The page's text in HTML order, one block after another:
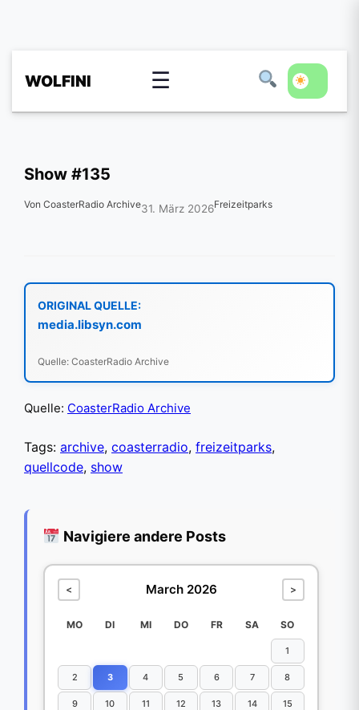
WOLFINI ☰
Show #135
Von CoasterRadio Archive31. März 2026Freizeitparks
ORIGINAL QUELLE:
media.libsyn.com
Quelle: CoasterRadio Archive
Quelle: CoasterRadio Archive
Tags: archive, coasterradio, freizeitparks,
quellcode, show
Navigiere andere Posts
< March 2026 >
MO DI MI DO FR SA SO
1
2 3 4 5 6 7 8
9 10 11 12 13 14 15